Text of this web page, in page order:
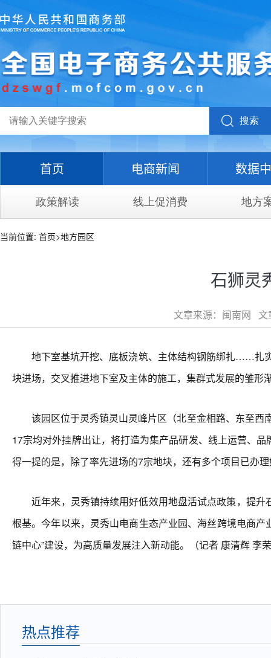
搜索
首页 电商新闻 数据
政策解读 线上促消费 地方
当前位置: 首页>地方园区
石狮灵
文章来源：闽南网
地下室基坑开挖、底板浇筑、主体结构钢筋绑扎……扎实
块进场，交叉推进地下室及主体的施工，集群式发展的雏形
该园区位于灵秀镇灵山灵峰片区（北至金相路、东至西
17宗均对外挂牌出让，将打造为集产品研发、线上运营、
得一提的是，除了率先进场的7宗地块，还有多个项目已办
近年来，灵秀镇持续用好低效用地盘活试点政策，提升
根基。今年以来，灵秀山电商生态产业园、海丝跨境电商
链中心”建设，为高质量发展注入新动能。（记者 康清辉 李
热点推荐